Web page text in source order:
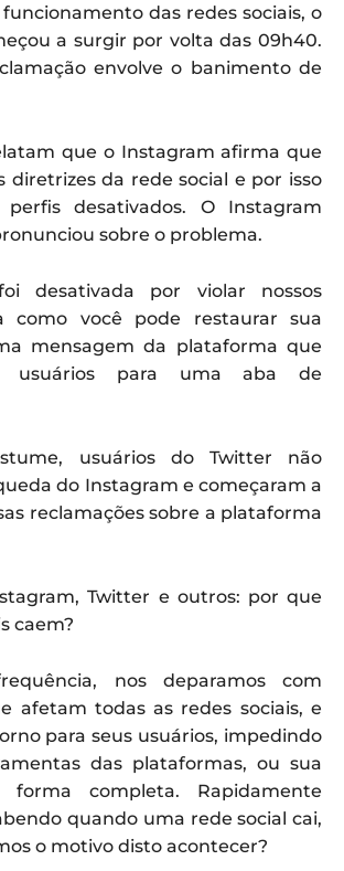
das redes sociais, o
a surgir por volta das 09h40.
envolve o banimento de
que o Instagram afirma que
diretrizes da rede social e por isso
desativados. O Instagram
sobre o problema.
desativada por violar nossos
como você pode restaurar sua
mensagem da plataforma que
usuários para uma aba de
usuários do Twitter não
do Instagram e começaram a
reclamações sobre a plataforma
Twitter e outros: por que
caem?
nos deparamos com
afetam todas as redes sociais, e
para seus usuários, impedindo
das plataformas, ou sua
forma completa. Rapidamente
quando uma rede social cai,
o motivo disto acontecer?